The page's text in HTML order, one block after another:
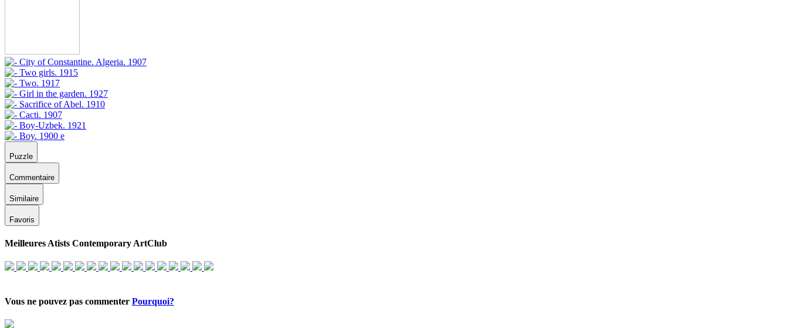
Puzzle
Commentaire
Similaire
Favoris
Meilleures Atists Contemporary ArtClub
Vous ne pouvez pas commenter Pourquoi?